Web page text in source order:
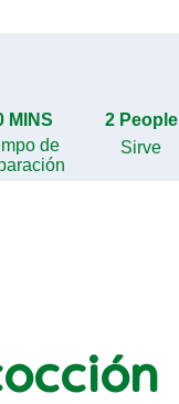
MINS
de
2 People
Sirve